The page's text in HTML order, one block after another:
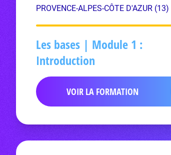
PROVENCE-ALPES-CÔTE D'AZUR (13)
Les bases | Module 1 :
Introduction
VOIR LA FORMATION